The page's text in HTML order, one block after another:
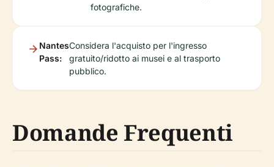
fotografiche.
Nantes
Pass:
Considera l'acquisto per l'ingresso
gratuito/ridotto ai musei e al trasporto
pubblico.
Domande Frequenti